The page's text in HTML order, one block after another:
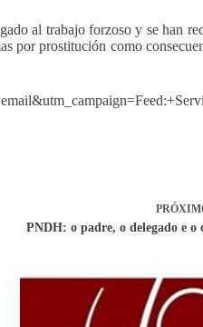
al trabajo forzoso y se han
por prostitución como
PNDH: o padre, o delegado e o